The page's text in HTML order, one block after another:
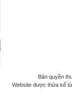
Bản quyền
Website được thừa kế